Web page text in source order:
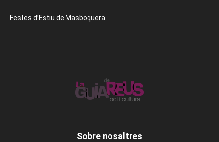
Festes d’Estiu de Masboquera
Sobre nosaltres